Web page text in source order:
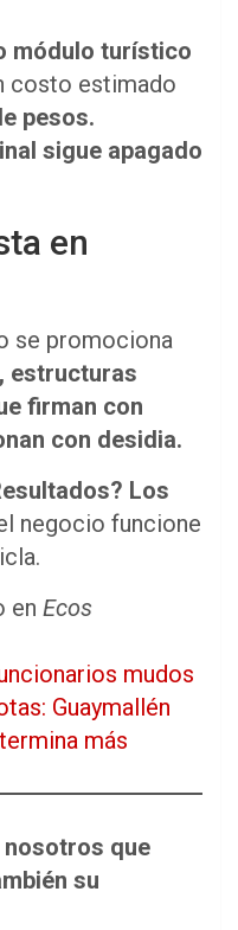
módulo turístico
costo estimado
pesos.
sigue apagado
en
se promociona
estructuras
firman con
con desidia.
Los
negocio funcione
en Ecos
mudos
Guaymallén
más
nosotros que
su